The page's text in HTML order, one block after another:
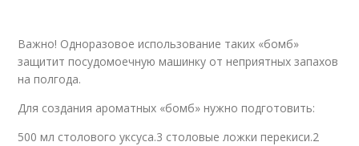
Важно! Одноразовое использование таких «бомб»
защитит посудомоечную машинку от неприятных запахов
на полгода.
Для создания ароматных «бомб» нужно подготовить:
500 мл столового уксуса.3 столовые ложки перекиси.2